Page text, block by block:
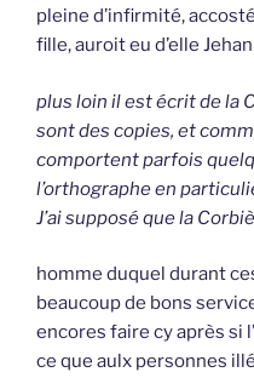
pleine d’infirmité,
fille, auroit eu d’elle
plus loin il est écrit de la
sont des copies, et
comportent parfois
l’orthographe en
J’ai supposé que la
homme duquel durant
beaucoup de bons
encores faire cy après si
ce que aulx personnes